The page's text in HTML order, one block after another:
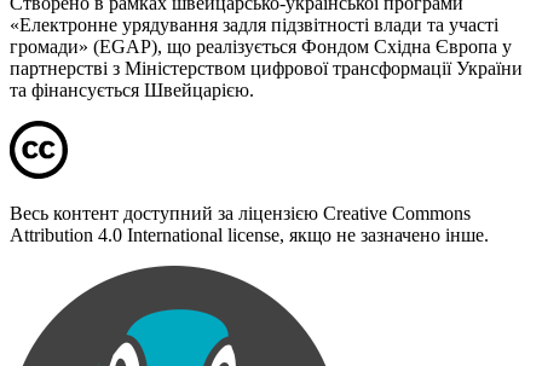
«Електронне урядування задля підзвітності влади та участі
громади» (EGAP), що реалізується Фондом Східна Європа у
партнерстві з Міністерством цифрової трансформації України
та фінансується Швейцарією.
Весь контент доступний за ліцензією Creative Commons
Attribution 4.0 International license, якщо не зазначено інше.